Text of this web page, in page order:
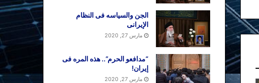
الجن والسیاسه فی النظام
اﻹیرانی
مارس 27, 2020
“مدافعو الحرم”.. هذه المره فی
إیران!
مارس 27, 2020